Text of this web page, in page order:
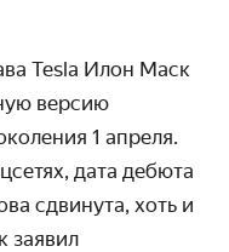
Tesla Илон Маск
версию
1 апреля.
дата дебюта
сдвинута, хоть и
заявил